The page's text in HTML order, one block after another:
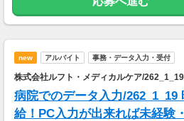
new アルバイト 事務・データ入力・受付
株式会社ルフト・メディカルケア/262_1_19
病院でのデータ入力/262_1_19
給！PC入力が出来れば未経験